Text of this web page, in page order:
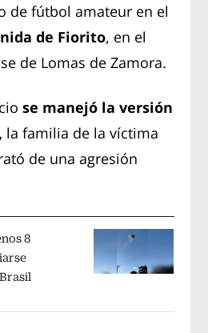
de fútbol amateur en el
de Fiorito, en el
de Lomas de Zamora.
se manejó la versión
la familia de la víctima
de una agresión
8